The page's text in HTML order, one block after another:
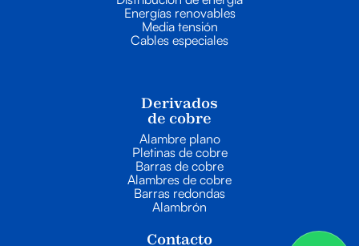
Energías renovables
Media tensión
Cables especiales
Derivados
de cobre
Alambre plano
Pletinas de cobre
Barras de cobre
Alambres de cobre
Barras redondas
Alambrón
Contacto